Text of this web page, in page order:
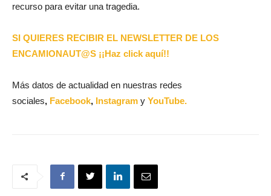
recurso para evitar una tragedia.
SI QUIERES RECIBIR EL NEWSLETTER DE LOS
ENCAMIONAUT@S ¡¡Haz click aquí!!
Más datos de actualidad en nuestras redes
sociales, Facebook, Instagram y YouTube.